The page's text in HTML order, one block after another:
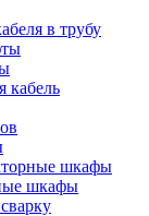
в трубу
кабель
шкафы
шкафы